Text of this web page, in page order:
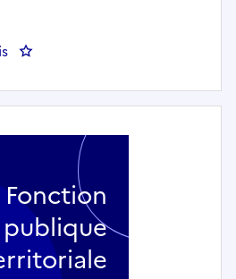
: Chargé de Partenariats
Fonction
publique